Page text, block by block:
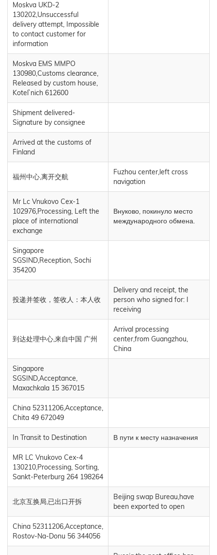
Moskva UKD-2
130202,Unsuccessful
delivery attempt, Impossible
to contact customer for
information
Moskva EMS MMPO
130980,Customs clearance,
Released by custom house,
Kotel`nich 612600
Shipment delivered-
Signature by consignee
Arrived at the customs of
Finland
福州中心,离开交航
Fuzhou center,left cross
navigation
Mr Lc Vnukovo Cex-1
102976,Processing, Left the
place of international
exchange
Внуково, покинуло место
международного обмена.
Singapore
SGSIND,Reception, Sochi
354200
投递并签收，签收人：本人收
Delivery and receipt, the
person who signed for: I
receiving
到达处理中心,来自中国 广州
Arrival processing
center,from Guangzhou,
China
Singapore
SGSIND,Acceptance,
Maxachkala 15 367015
China 52311206,Acceptance,
Chita 49 672049
In Transit to Destination В пути к месту назначения
MR LC Vnukovo Cex-4
130210,Processing, Sorting,
Sankt-Peterburg 264 198264
北京互换局,已出口开拆
Beijing swap Bureau,have
been exported to open
China 52311206,Acceptance,
Rostov-Na-Donu 56 344056